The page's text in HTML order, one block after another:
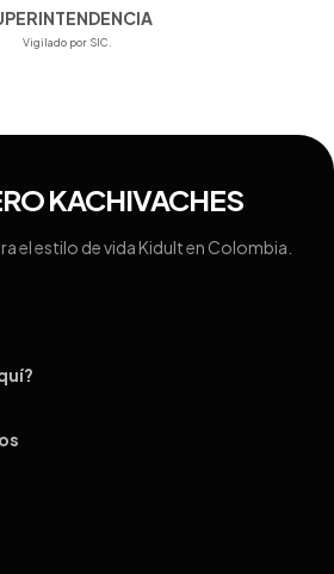
Vigilado por SIC.
KACHIVACHES
el estilo de vida Kidult en Colombia.